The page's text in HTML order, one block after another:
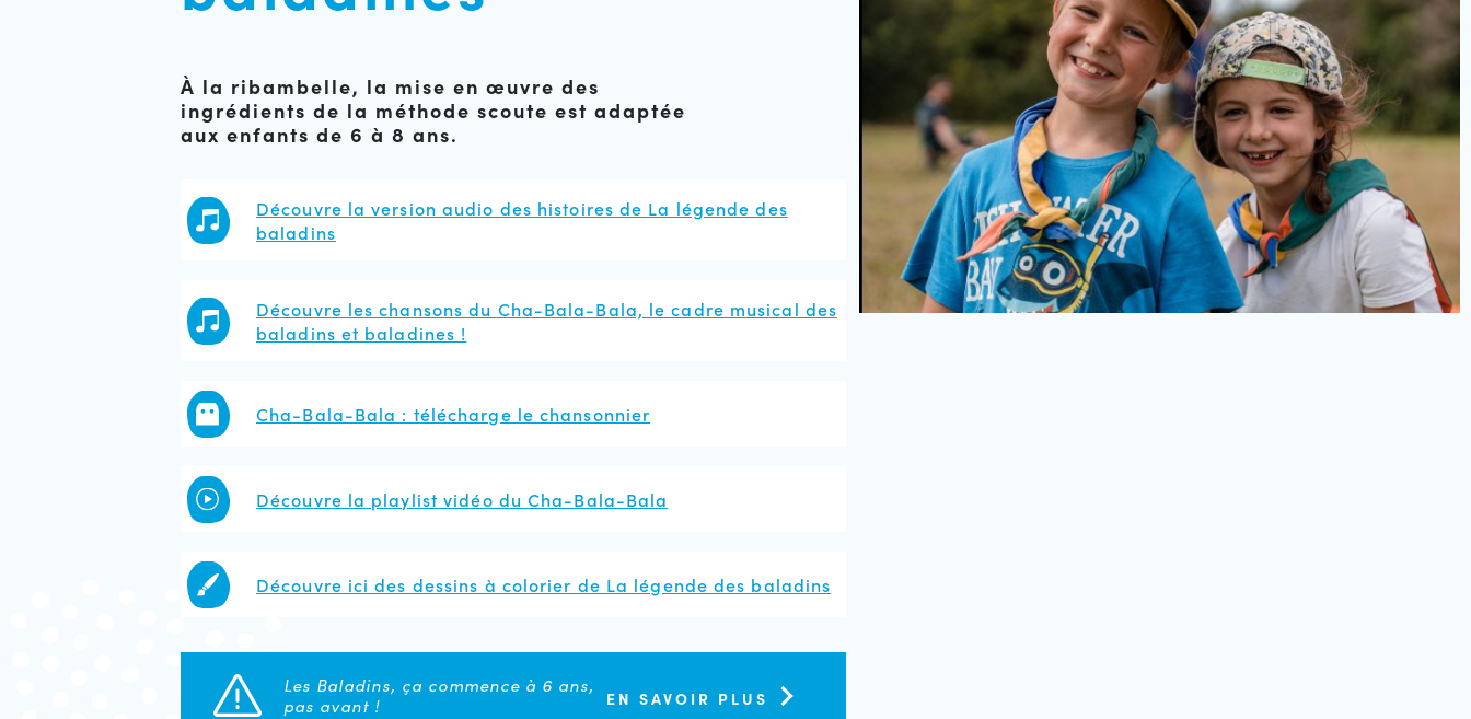
À la ribambelle, la mise en œuvre des
ingrédients de la méthode scoute est adaptée
aux enfants de 6 à 8 ans.
Découvre la version audio des histoires de La légende des
baladins
Découvre les chansons du Cha-Bala-Bala, le cadre musical des
baladins et baladines !
Cha-Bala-Bala : télécharge le chansonnier
Découvre la playlist vidéo du Cha-Bala-Bala
Découvre ici des dessins à colorier de La légende des baladins
Les Baladins, ça commence à 6 ans,
pas avant !
EN SAVOIR PLUS